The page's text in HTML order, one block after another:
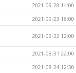
2021-09-28 14:00
2021-09-23 18:00
2021-09-22 12:00
2021-08-31 22:00
2021-08-24 12:30